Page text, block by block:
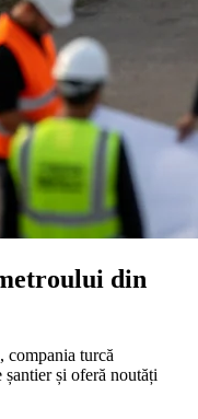
din
turcă
și oferă noutăți